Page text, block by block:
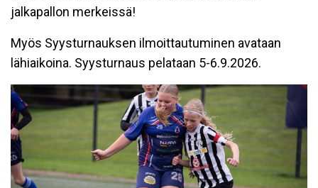
jalkapallon merkeissä!
Myös Syysturnauksen ilmoittautuminen avataan
lähiaikoina. Syysturnaus pelataan 5-6.9.2026.